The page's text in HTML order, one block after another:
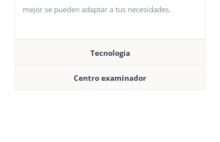
mejor se pueden adaptar a tus necesidades.
Tecnología
Centro examinador